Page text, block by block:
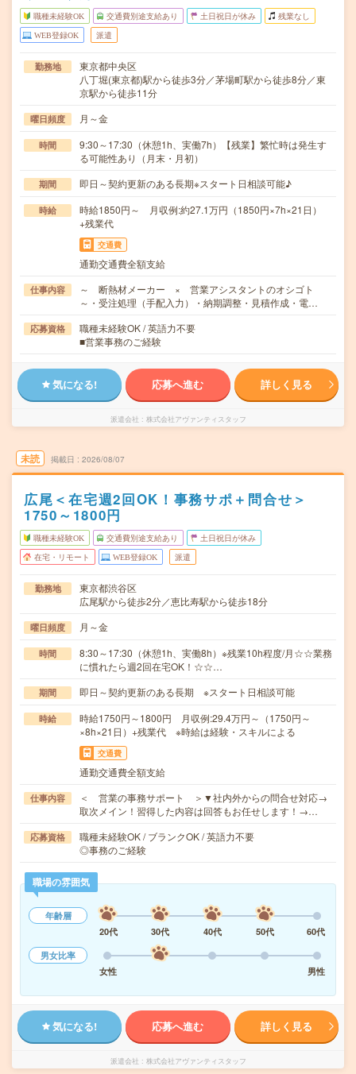
職種未経験OK 交通費別途支給あり 土日祝日が休み 残業なし
WEB登録OK 派遣
勤務地
東京都中央区
八丁堀(東京都)駅から徒歩3分／茅場町駅から徒歩8分／東
京駅から徒歩11分
曜日頻度 月～金
時間
9:30～17:30（休憩1h、実働7h）【残業】繁忙時は発生す
る可能性あり（月末・月初）
期間 即日～契約更新のある長期※スタート日相談可能♪
時給
時給1850円～ 月収例:約27.1万円（1850円×7h×21日）
+残業代
交通費
通勤交通費全額支給
仕事内容
～ 断熱材メーカー × 営業アシスタントのオシゴト
～・受注処理（手配入力）・納期調整・見積作成・電…
応募資格
職種未経験OK / 英語力不要
■営業事務のご経験
気になる! 応募へ進む 詳しく見る
派遣会社 株式会社アヴァンティスタッフ
未読 掲載日 2026/08/07
広尾＜在宅週2回OK！事務サポ＋問合せ＞
1750～1800円
職種未経験OK 交通費別途支給あり 土日祝日が休み
在宅・リモート WEB登録OK 派遣
勤務地
東京都渋谷区
広尾駅から徒歩2分／恵比寿駅から徒歩18分
曜日頻度 月～金
時間
8:30～17:30（休憩1h、実働8h）※残業10h程度/月☆☆業務
に慣れたら週2回在宅OK！☆☆…
期間 即日～契約更新のある長期 ※スタート日相談可能
時給
時給1750円～1800円 月収例:29.4万円～（1750円～
×8h×21日）+残業代 ※時給は経験・スキルによる
交通費
通勤交通費全額支給
仕事内容
＜ 営業の事務サポート ＞▼社内外からの問合せ対応→
取次メイン！習得した内容は回答もお任せします！→…
応募資格
職種未経験OK / ブランクOK / 英語力不要
◎事務のご経験
職場の雰囲気
年齢層
20代
30代 40代 50代
60代
男女比率
女性
男性
気になる! 応募へ進む 詳しく見る
派遣会社 株式会社アヴァンティスタッフ